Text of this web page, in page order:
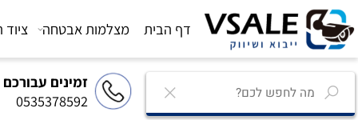
זמינים עבורכם
0535378592
דף הבית מצלמות אבטחה ציוד